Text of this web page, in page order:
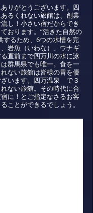
りがとうございます。四
るくれない旅館は、創業
し！小さい宿だからでき
おります。 ”活きた自然の
するため、6つの水槽を完
岩魚（いわな）、ウナギ
直前まで四万川の水に泳
群馬県でも唯一。食を一
ない旅館は皆様の胃を優
ざいます。四万温泉 で３
ない旅館。その時代に合
に！とご指定なさるお客
ことができるでしょう。